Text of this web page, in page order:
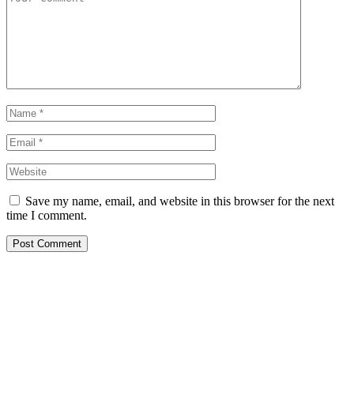
Save my name, email, and website in this browser for the next
time I comment.